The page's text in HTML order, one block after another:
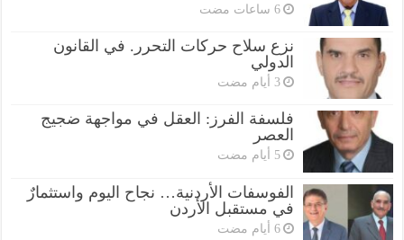
‏6 ساعات مضت
نزع سلاح حركات التحرر. في القانون
الدولي
‏3 أيام مضت
فلسفة الفرز: العقل في مواجهة ضجيج
العصر
‏5 أيام مضت
الفوسفات الأردنية… نجاح اليوم واستثمارٌ
في مستقبل الأردن
‏6 أيام مضت